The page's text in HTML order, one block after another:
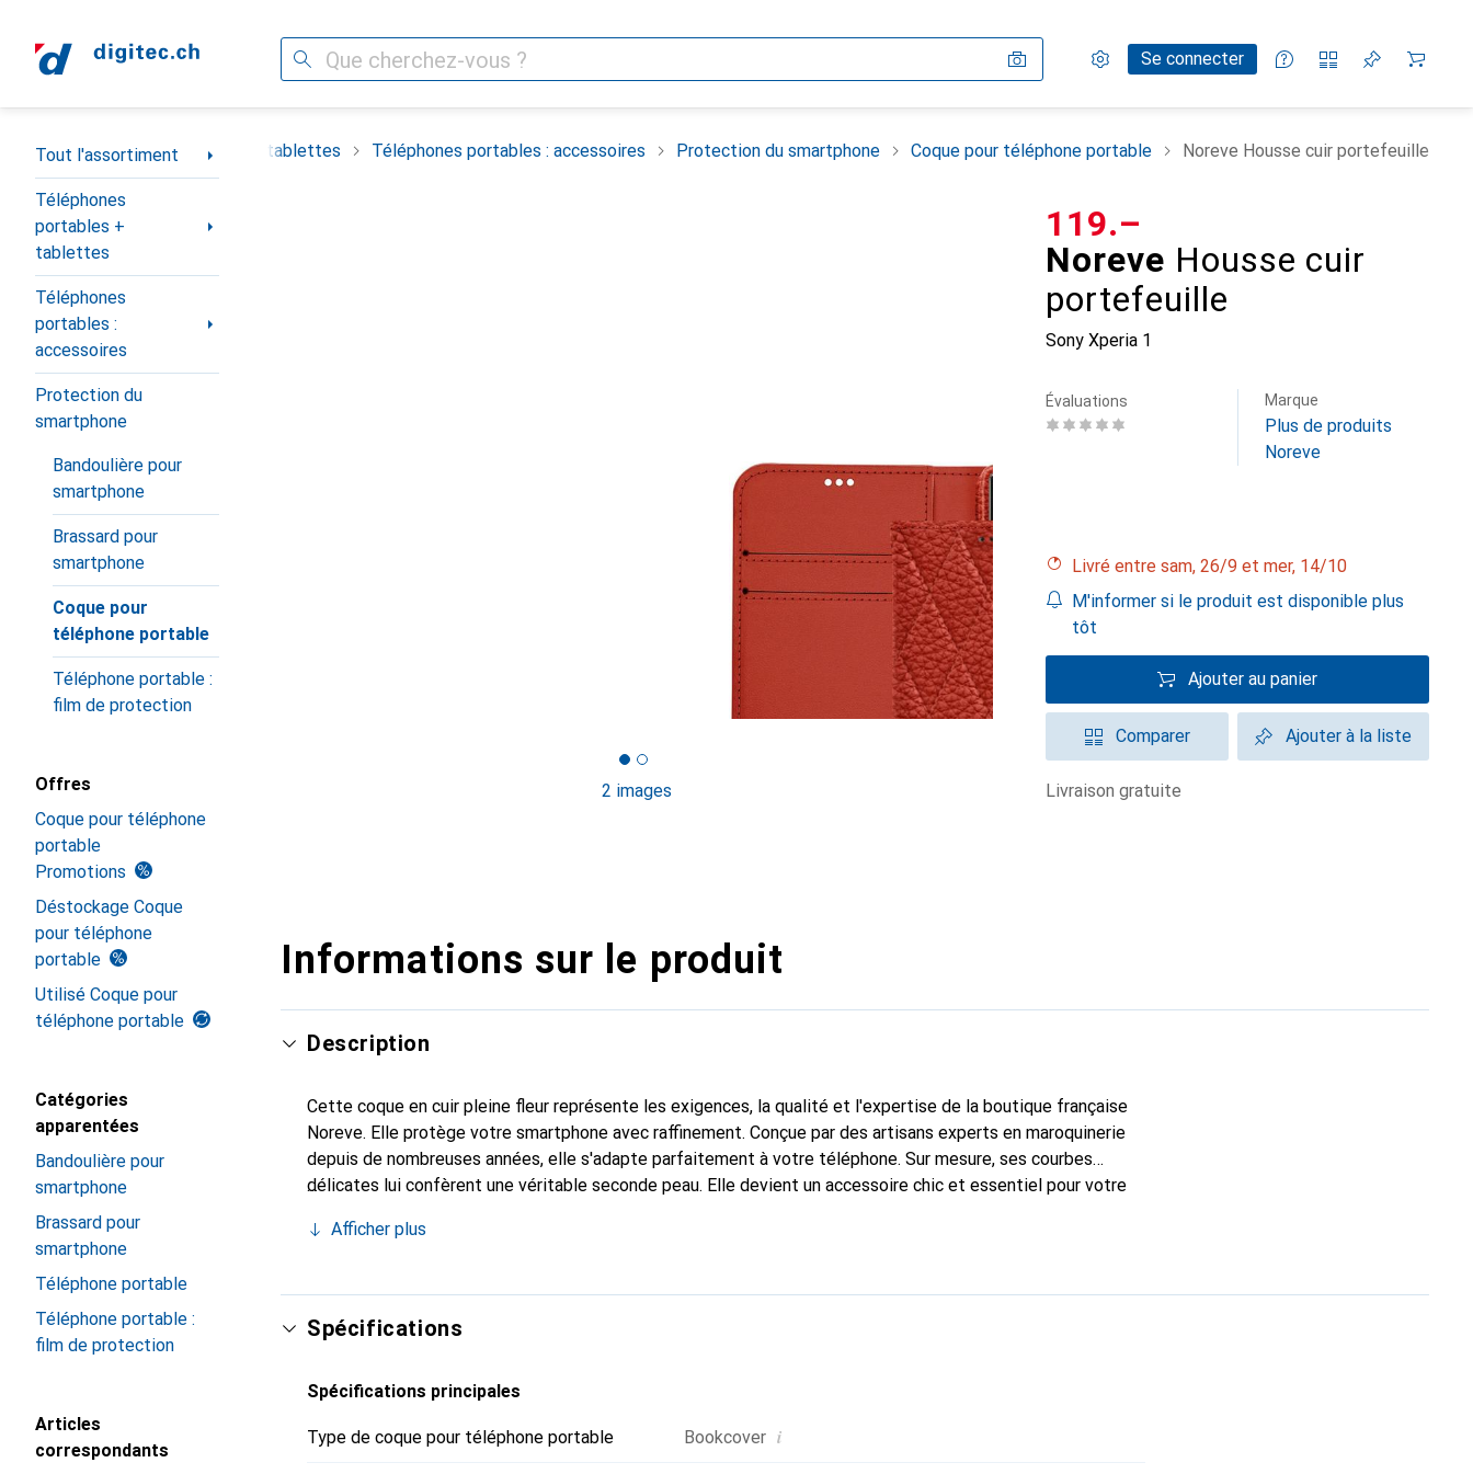
Recherche Paramètres
Compte clientSe connecter
Listes de comparaison
Listes d'envies
Panier
Navigation par catégorie
Tout l'assortiment
Téléphones
portables +
tablettes
Téléphones
portables :
accessoires
Protection du
smartphone
Bandoulière pour
smartphone
Brassard pour
smartphone
Coque pour
téléphone portable
Téléphone portable :
film de protection
Offres
Coque pour téléphone
portable
Promotions
Déstockage Coque
pour téléphone
portable
Utilisé Coque pour
téléphone portable
Catégories
apparentées
Bandoulière pour
smartphone
Brassard pour
smartphone
Téléphone portable
Téléphone portable :
film de protection
Articles
correspondants
Téléphones portables + tablettes Téléphones portables : accessoires Protection du smartphone Coque pour téléphone portable Noreve Housse cuir portefeuille
2 images
Noreve Housse cuir
portefeuille
Sony Xperia 1
CHF
119.–
Évaluations Marque
Plus de produits
Noreve
Livré entre sam, 26/9 et mer, 14/10
M'informer si le produit est disponible plus
tôt
Ajouter au panier
Comparer Ajouter à la liste
livraison gratuite
Informations sur le produit
Description
Cette coque en cuir pleine fleur représente les exigences, la qualité et l'expertise de la boutique française
Noreve. Elle protège votre smartphone avec raffinement. Conçue par des artisans experts en maroquinerie
depuis de nombreuses années, elle s'adapte parfaitement à votre téléphone. Sur mesure, ses courbes
délicates lui confèrent une véritable seconde peau. Elle devient un accessoire chic et essentiel pour votre
choix sûr pour une clientèle exigeante.
Afficher plus
Spécifications
Spécifications principales
Type de coque pour téléphone portable Bookcover i